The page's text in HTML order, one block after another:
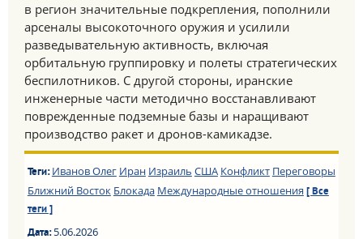
в регион значительные подкрепления, пополнили
арсеналы высокоточного оружия и усилили
разведывательную активность, включая
орбитальную группировку и полеты стратегических
беспилотников. С другой стороны, иранские
инженерные части методично восстанавливают
поврежденные подземные базы и наращивают
производство ракет и дронов-камикадзе.
Теги: Иванов Олег Иран Израиль США Конфликт Переговоры
Ближний Восток Блокада Международные отношения [ Все
теги ]
Дата:5.06.2026